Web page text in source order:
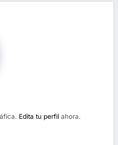
Edita tu perfil ahora.